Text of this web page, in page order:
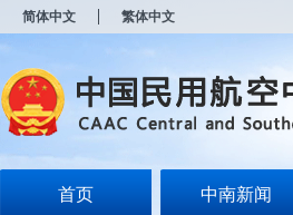
简体中文 繁体中文
首页 中南新闻
开
无
障
说